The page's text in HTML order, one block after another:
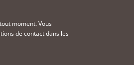
moment. Vous
de contact dans les